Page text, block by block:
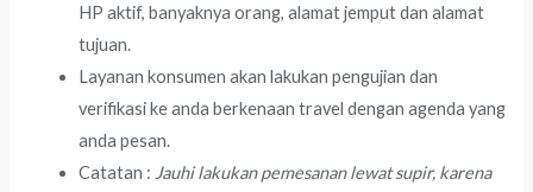
HP aktif, banyaknya orang, alamat jemput dan alamat
tujuan.
Layanan konsumen akan lakukan pengujian dan
verifikasi ke anda berkenaan travel dengan agenda yang
anda pesan.
Catatan : Jauhi lakukan pemesanan lewat supir, karena